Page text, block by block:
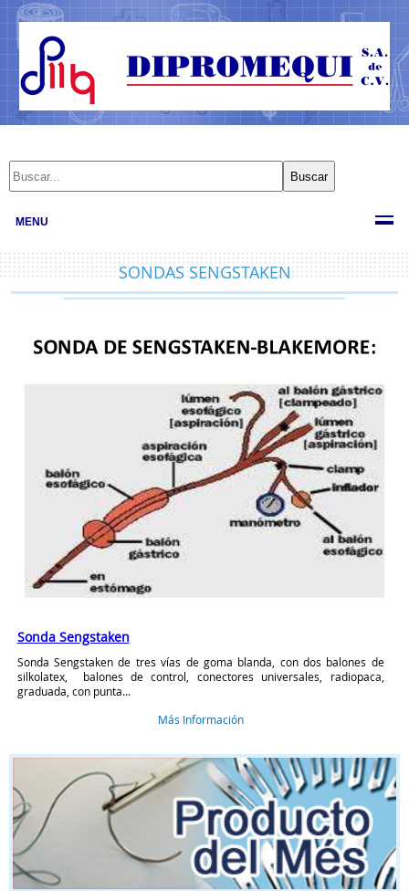
MENU
SONDAS SENGSTAKEN
Sonda Sengstaken
Sonda Sengstaken de tres vías de goma blanda, con dos balones de
silkolatex, balones de control, conectores universales, radiopaca,
graduada, con punta...
Más Información